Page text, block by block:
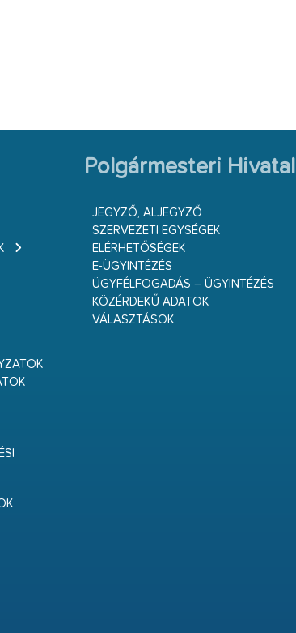
Polgármesteri Hivatal
JEGYZŐ, ALJEGYZŐ
SZERVEZETI EGYSÉGEK
ELÉRHETŐSÉGEK
E-ÜGYINTÉZÉS
ÜGYFÉLFOGADÁS – ÜGYINTÉZÉS
KÖZÉRDEKŰ ADATOK
VÁLASZTÁSOK